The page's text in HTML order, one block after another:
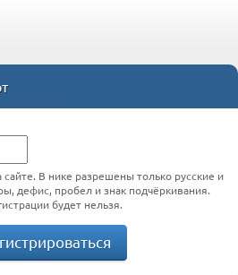
В нике разрешены только русские и
дефис, пробел и знак подчёркивания.
будет нельзя.